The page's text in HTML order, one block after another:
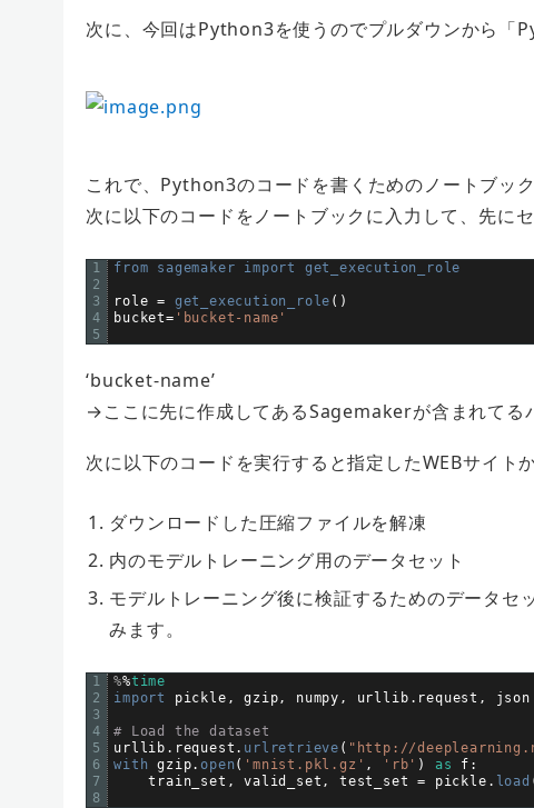
次に、今回はPython3を使うのでプルダウンから「
これで、Python3のコードを書くためのノートブッ
次に以下のコードをノートブックに入力して、先に
1
2
3
4
5
from sagemaker import get_execution_role
role = get_execution_role ( )
bucket= 'bucket-name'
‘bucket-name’
→ここに先に作成してあるSagemakerが含まれてる
次に以下のコードを実行すると指定したWEBサイト
ダウンロードした圧縮ファイルを解凍
内のモデルトレーニング用のデータセット
モデルトレーニング後に検証するためのデータセ
みます。
1
2
3
4
5
6
7
8
%%time
import pickle , gzip, numpy , urllib . request , json
# Load the dataset
urllib . request . urlretrieve ( "http://
with gzip.open ( 'mnist.pkl.gz' , 'rb' ) as f :
train_set , valid_set , test_set = pickle . load